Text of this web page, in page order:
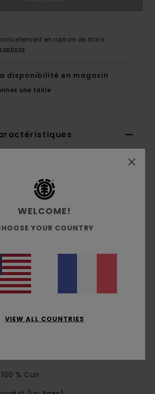
en rupture de stock.
options
disponibilité en magasin
une taille
d'inspiration militaire
coton biologique et semelle en
recyclé
d'eau
vulcanisée pour un excellent
100 % Cuir
WELCOME!
YOUR COUNTRY
VIEW ALL COUNTRIES